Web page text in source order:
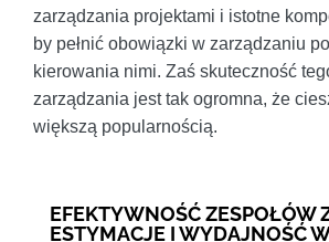
zarządzania projektami i istotne
by pełnić obowiązki w zarządzaniu
kierowania nimi. Zaś skuteczność
zarządzania jest tak ogromna, że
większą popularnością.
EFEKTYWNOŚĆ ZESPOŁÓW
ESTYMACJE I WYDAJNOŚĆ